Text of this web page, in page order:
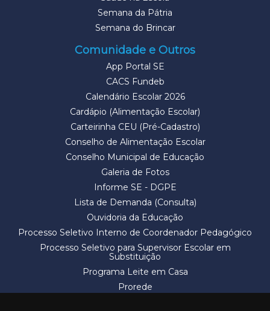
Semana da Pátria
Semana do Brincar
Comunidade e Outros
App Portal SE
CACS Fundeb
Calendário Escolar 2026
Cardápio (Alimentação Escolar)
Carteirinha CEU (Pré-Cadastro)
Conselho de Alimentação Escolar
Conselho Municipal de Educação
Galeria de Fotos
Informe SE - DGPE
Lista de Demanda (Consulta)
Ouvidoria da Educação
Processo Seletivo Interno de Coordenador Pedagógico
Processo Seletivo para Supervisor Escolar em
Substituição
Programa Leite em Casa
Prorede